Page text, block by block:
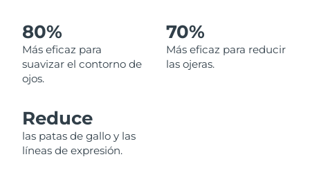
80%
Más eficaz para
suavizar el contorno de
ojos.
70%
Más eficaz para reducir
las ojeras.
Reduce
las patas de gallo y las
líneas de expresión.
Filipinas Entrega prevista
Polonia Entrega prevista
Puerto Rico
Catar